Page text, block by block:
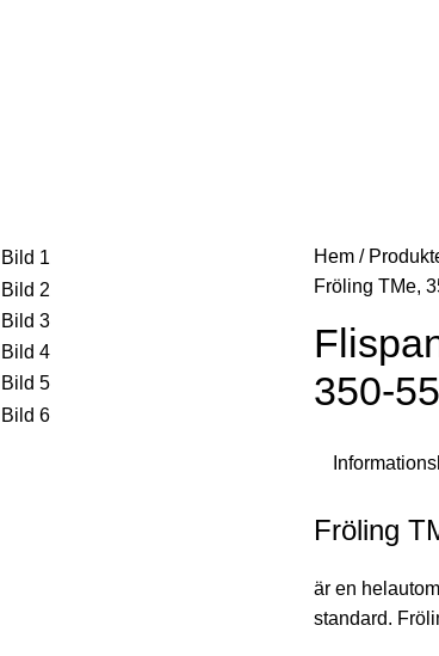
Hem /
Fröling TMe,
350-
Fröling
är en
standard.